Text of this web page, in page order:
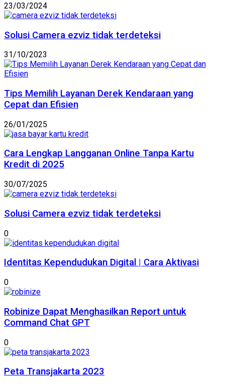
23/03/2024
Solusi Camera ezviz tidak terdeteksi
31/10/2023
Tips Memilih Layanan Derek Kendaraan yang
Cepat dan Efisien
26/01/2025
Cara Lengkap Langganan Online Tanpa Kartu
Kredit di 2025
30/07/2025
Solusi Camera ezviz tidak terdeteksi
0
Identitas Kependudukan Digital | Cara Aktivasi
0
Robinize Dapat Menghasilkan Report untuk
Command Chat GPT
0
Peta Transjakarta 2023